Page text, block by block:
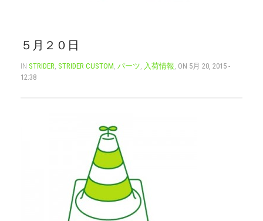
５月２０日
IN STRIDER, STRIDER CUSTOM, パーツ, 入荷情報, ON 5月 20, 2015 -
12:38